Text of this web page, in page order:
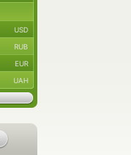
USD
RUB
EUR
UAH